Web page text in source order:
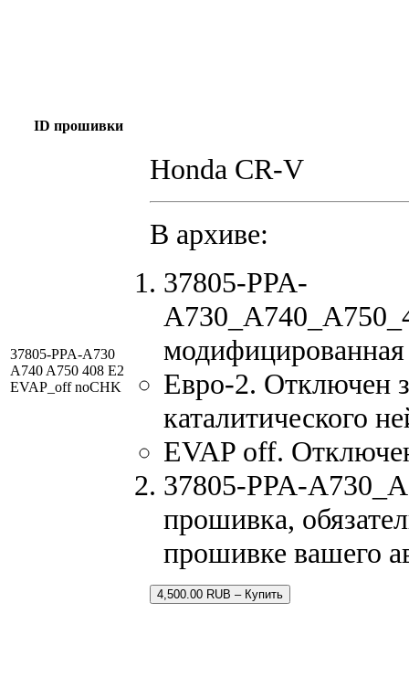
ID прошивки
37805-PPA-A730
A740 A750 408 E2
EVAP_off noCHK
Honda CR-V
В архиве:
37805-PPA-
Евро-2. Отключен
каталитического
EVAP off.
37805-PPA-
прошивка,
прошивке вашего
4,500.00 RUB – Купить